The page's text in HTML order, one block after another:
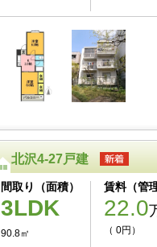
北沢4-27戸建
間取り（面積）
3LDK
90.8㎡
賃料（管
22.0
（ 0円）